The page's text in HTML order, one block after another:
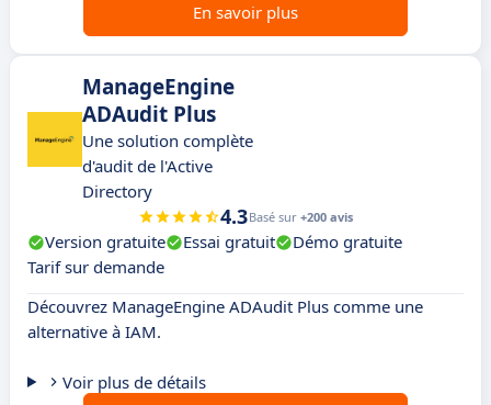
En savoir plus
ManageEngine
ADAudit Plus
Une solution complète
d'audit de l'Active
Directory
4.3Basé sur +200 avis
Version gratuite Essai gratuit
Démo gratuite
Tarif sur demande
Découvrez ManageEngine ADAudit Plus comme une
alternative à IAM.
Voir plus de détails